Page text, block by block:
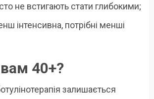
не встигають стати глибокими;
інтенсивна, потрібні менші
40+?
залишається